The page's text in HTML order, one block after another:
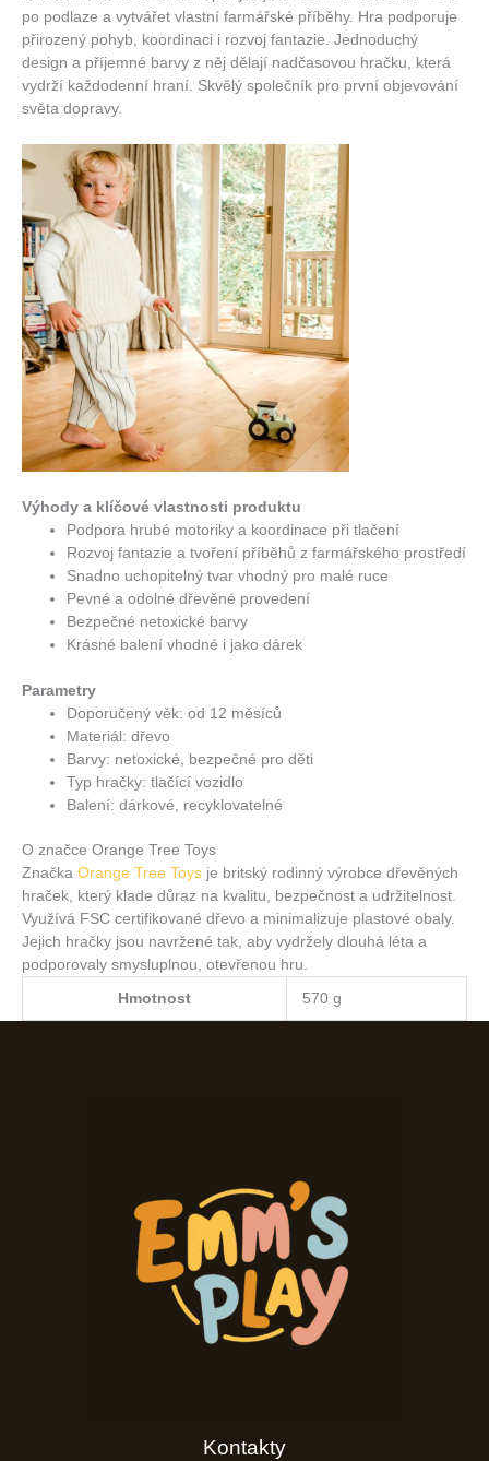
po podlaze a vytvářet vlastní farmářské příběhy. Hra podporuje
přirozený pohyb, koordinaci i rozvoj fantazie. Jednoduchý
design a příjemné barvy z něj dělají nadčasovou hračku, která
vydrží každodenní hraní. Skvělý společník pro první objevování
světa dopravy.
Výhody a klíčové vlastnosti produktu
Podpora hrubé motoriky a koordinace při tlačení
Rozvoj fantazie a tvoření příběhů z farmářského prostředí
Snadno uchopitelný tvar vhodný pro malé ruce
Pevné a odolné dřevěné provedení
Bezpečné netoxické barvy
Krásné balení vhodné i jako dárek
Parametry
Doporučený věk: od 12 měsíců
Materiál: dřevo
Barvy: netoxické, bezpečné pro děti
Typ hračky: tlačící vozidlo
Balení: dárkové, recyklovatelné
O značce Orange Tree Toys
Značka Orange Tree Toys je britský rodinný výrobce dřevěných
hraček, který klade důraz na kvalitu, bezpečnost a udržitelnost.
Využívá FSC certifikované dřevo a minimalizuje plastové obaly.
Jejich hračky jsou navržené tak, aby vydržely dlouhá léta a
podporovaly smysluplnou, otevřenou hru.
Hmotnost 570 g
Kontakty